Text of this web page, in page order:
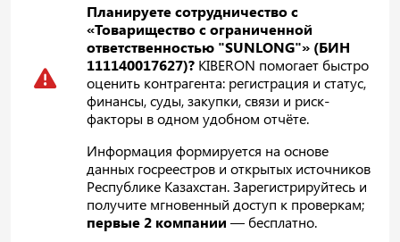
Планируете сотрудничество с
«Товарищество с ограниченной
ответственностью "SUNLONG"» (БИН
111140017627)? KIBERON помогает быстро
оценить контрагента: регистрация и статус,
финансы, суды, закупки, связи и риск-
факторы в одном удобном отчёте.
Информация формируется на основе
данных госреестров и открытых источников
Республике Казахстан. Зарегистрируйтесь и
получите мгновенный доступ к проверкам;
первые 2 компании — бесплатно.